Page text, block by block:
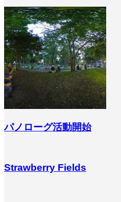
パノローグ活動開始
Strawberry Fields